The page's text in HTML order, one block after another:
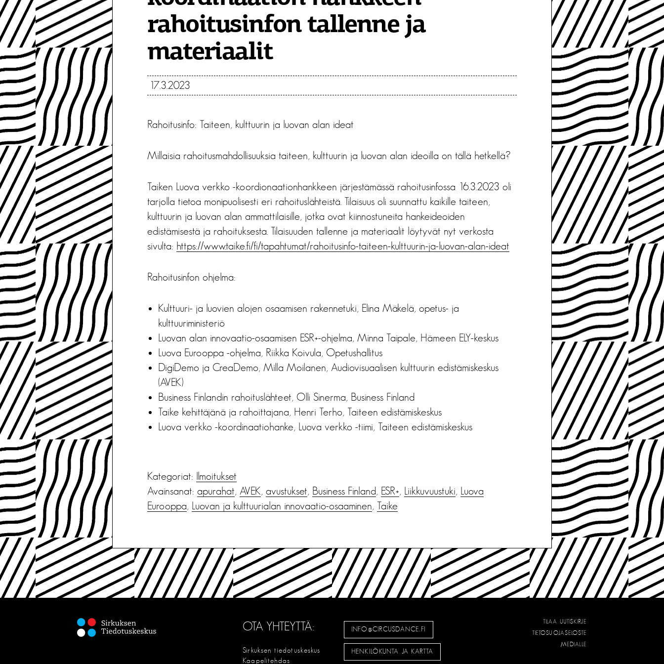
rahoitusinfon tallenne ja
materiaalit
17.3.2023
Rahoitusinfo: Taiteen, kulttuurin ja luovan alan ideat
Millaisia rahoitusmahdollisuuksia taiteen, kulttuurin ja luovan alan ideoilla on tällä hetkellä?
Taiken Luova verkko -koordionaationhankkeen järjestämässä rahoitusinfossa 16.3.2023 oli
tarjolla tietoa monipuolisesti eri rahoituslähteistä. Tilaisuus oli suunnattu kaikille taiteen,
kulttuurin ja luovan alan ammattilaisille, jotka ovat kiinnostuneita hankeideoiden
edistämisestä ja rahoituksesta. Tilaisuuden tallenne ja materiaalit löytyvät nyt verkosta
sivulta: https://www.taike.fi/fi/tapahtumat/rahoitusinfo-taiteen-kulttuurin-ja-luovan-alan-ideat
Rahoitusinfon ohjelma:
Kulttuuri- ja luovien alojen osaamisen rakennetuki, Elina Mäkelä, opetus- ja
kulttuuriministeriö
Luovan alan innovaatio-osaamisen ESR+-ohjelma, Minna Taipale, Hämeen ELY-keskus
Luova Eurooppa -ohjelma, Riikka Koivula, Opetushallitus
DigiDemo ja CreaDemo, Milla Moilanen, Audiovisuaalisen kulttuurin edistämiskeskus
(AVEK)
Business Finlandin rahoituslähteet, Olli Sinerma, Business Finland
Taike kehittäjänä ja rahoittajana, Henri Terho, Taiteen edistämiskeskus
Luova verkko -koordinaatiohanke, Luova verkko -tiimi, Taiteen edistämiskeskus
Kategoriat: Ilmoitukset
Avainsanat: apurahat, AVEK, avustukset, Business Finland, ESR+, Liikkuvuustuki, Luova
Eurooppa, Luovan ja kulttuurialan innovaatio-osaaminen, Taike
OTA YHTEYTTÄ:
Sirkuksen tiedotuskeskus
Kaapelitehdas
INFO@CIRCUSDANCE.FI
HENKILÖKUNTA JA KARTTA
TILAA UUTISKIRJE
TIETOSUOJASELOSTE
MEDIALLE